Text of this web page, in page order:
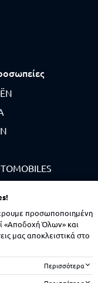
reserved |
προσωποποιημένη
«Αποδοχή Όλων» και
μας αποκλειστικά στο
Περισσότερα